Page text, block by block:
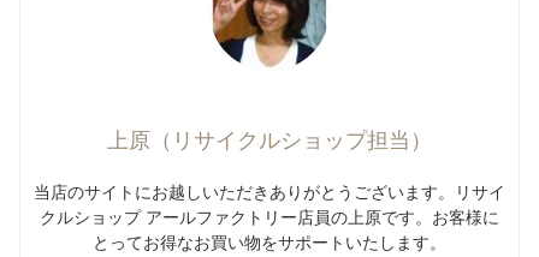
上原（リサイクルショップ担当）
当店のサイトにお越しいただきありがとうございます。リサイ
クルショップ アールファクトリー店員の上原です。お客様に
とってお得なお買い物をサポートいたします。